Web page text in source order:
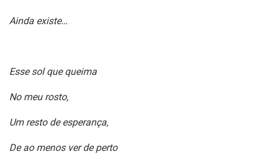
Ainda existe…
Esse sol que queima
No meu rosto,
Um resto de esperança,
De ao menos ver de perto